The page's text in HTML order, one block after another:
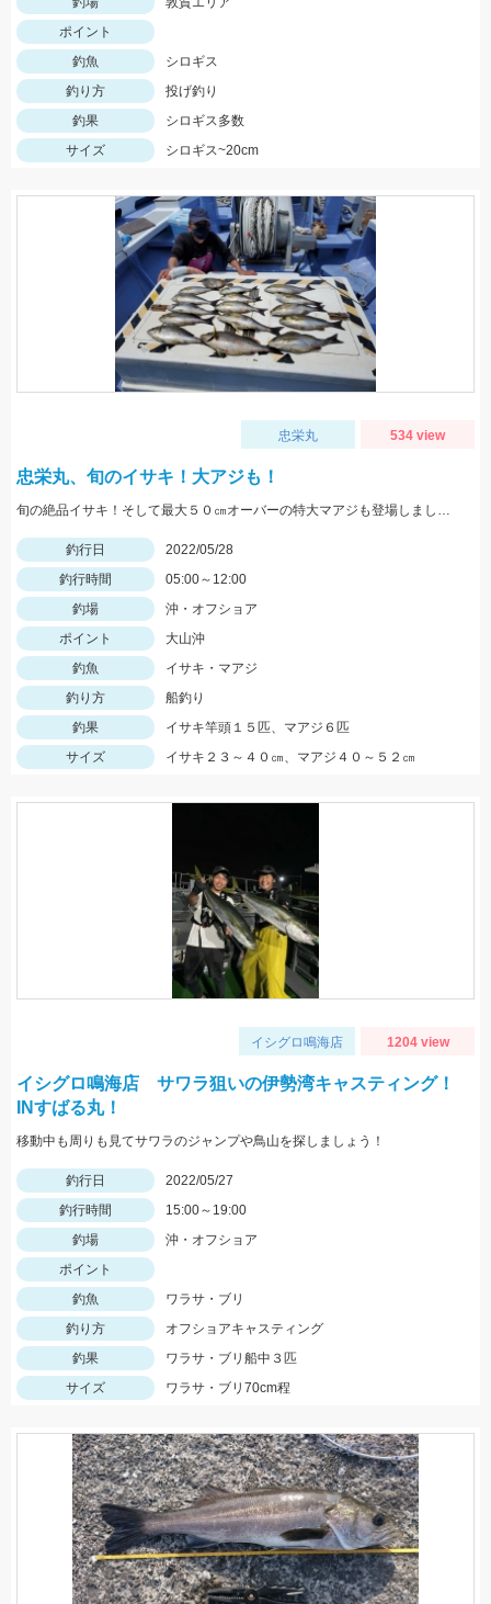
ポイント
釣魚
シロギス
釣り方
投げ釣り
釣果
シロギス多数
サイズ
シロギス~20cm
忠栄丸 534 view
忠栄丸、旬のイサキ！大アジも！
旬の絶品イサキ！そして最大５０㎝オーバーの特大マアジも登場しました。
釣行日
2022/05/28
釣行時間
05:00～12:00
釣場
沖・オフショア
ポイント
大山沖
釣魚
イサキ・マアジ
釣り方
船釣り
釣果
イサキ竿頭１５匹、マアジ６匹
サイズ
イサキ２３～４０㎝、マアジ４０～５２㎝
イシグロ鳴海店 1204 view
イシグロ鳴海店 サワラ狙いの伊勢湾キャスティング！
INすばる丸！
移動中も周りも見てサワラのジャンプや鳥山を探しましょう！
釣行日
2022/05/27
釣行時間
15:00～19:00
釣場
沖・オフショア
ポイント
釣魚
ワラサ・ブリ
釣り方
オフショアキャスティング
釣果
ワラサ・ブリ船中３匹
サイズ
ワラサ・ブリ70cm程